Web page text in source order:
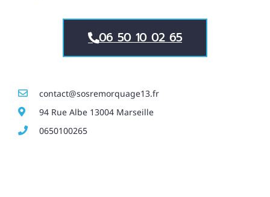
06 50 10 02 65
contact@sosremorquage13.fr
94 Rue Albe 13004 Marseille
0650100265